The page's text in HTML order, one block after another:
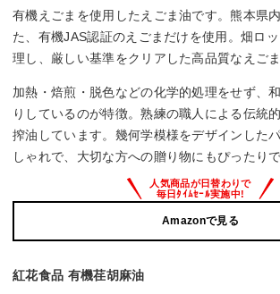
有機えごまを使用したえごま油です。熊本県
た、有機JAS認証のえごまだけを使用。畑ロ
理し、厳しい基準をクリアした高品質なえごま
加熱・焙煎・脱色などの化学的処理をせず、
りしているのが特徴。熟練の職人による伝統
搾油しています。幾何学模様をデザインした
しゃれで、大切な方への贈り物にもぴったりで
Amazonで見る
紅花食品 有機荏胡麻油